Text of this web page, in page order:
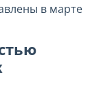
в марте